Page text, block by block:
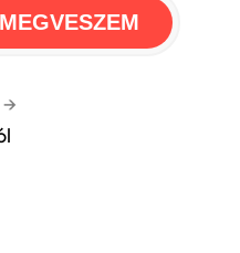
MEGVESZEM
→